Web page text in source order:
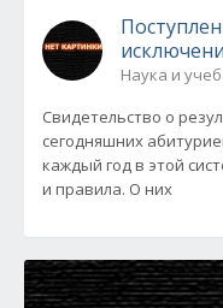
Наука и
Свидетельство о
сегодняшних
каждый год в этой
и правила. О них